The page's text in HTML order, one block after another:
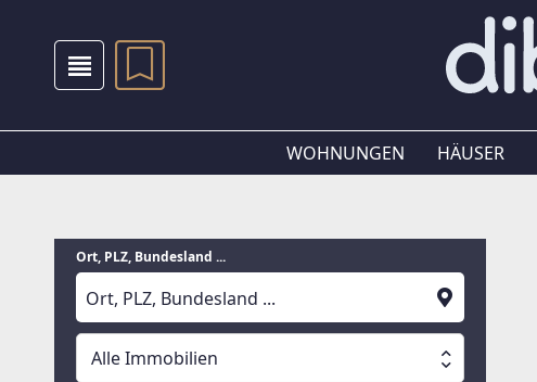
WOHNUNGEN HÄUSER
Ort, PLZ, Bundesland ...
Alle Immobilien